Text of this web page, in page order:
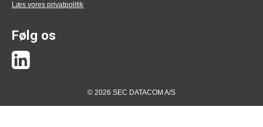
Læs vores privatpolitik
Følg os
© 2026 SEC DATACOM A/S